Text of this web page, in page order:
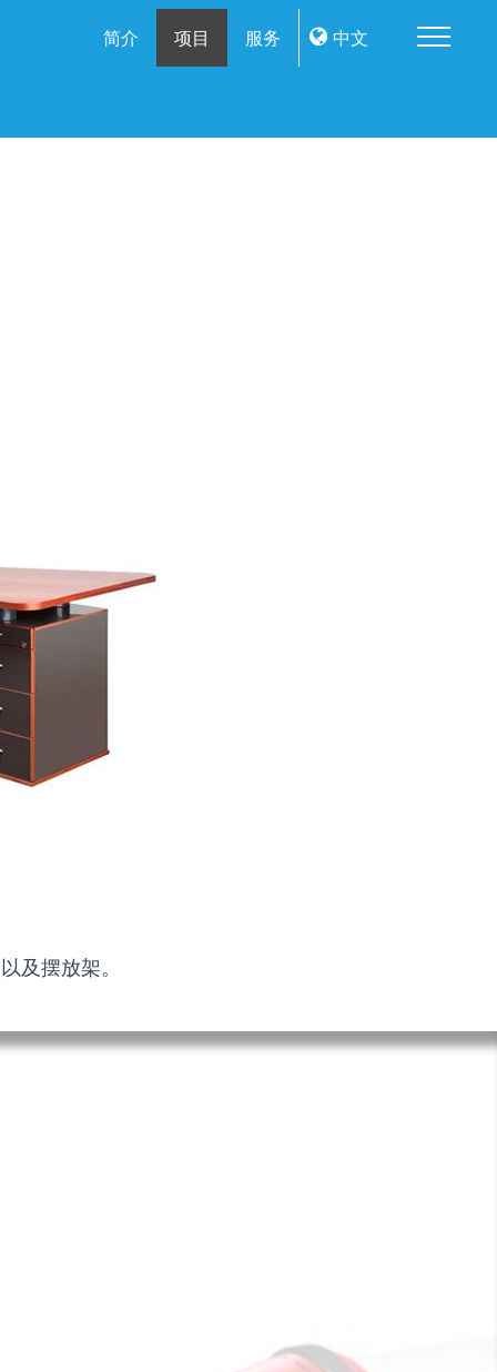
简介
项目 服务 中文
及摆放架。